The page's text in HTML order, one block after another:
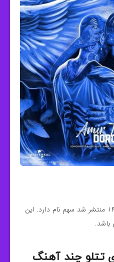
آخرین آلبوم تتلو که در سال ۱۴۰۰ منتشر شد سهم نام دارد. این
باشد.
تتلو چند آهنگ